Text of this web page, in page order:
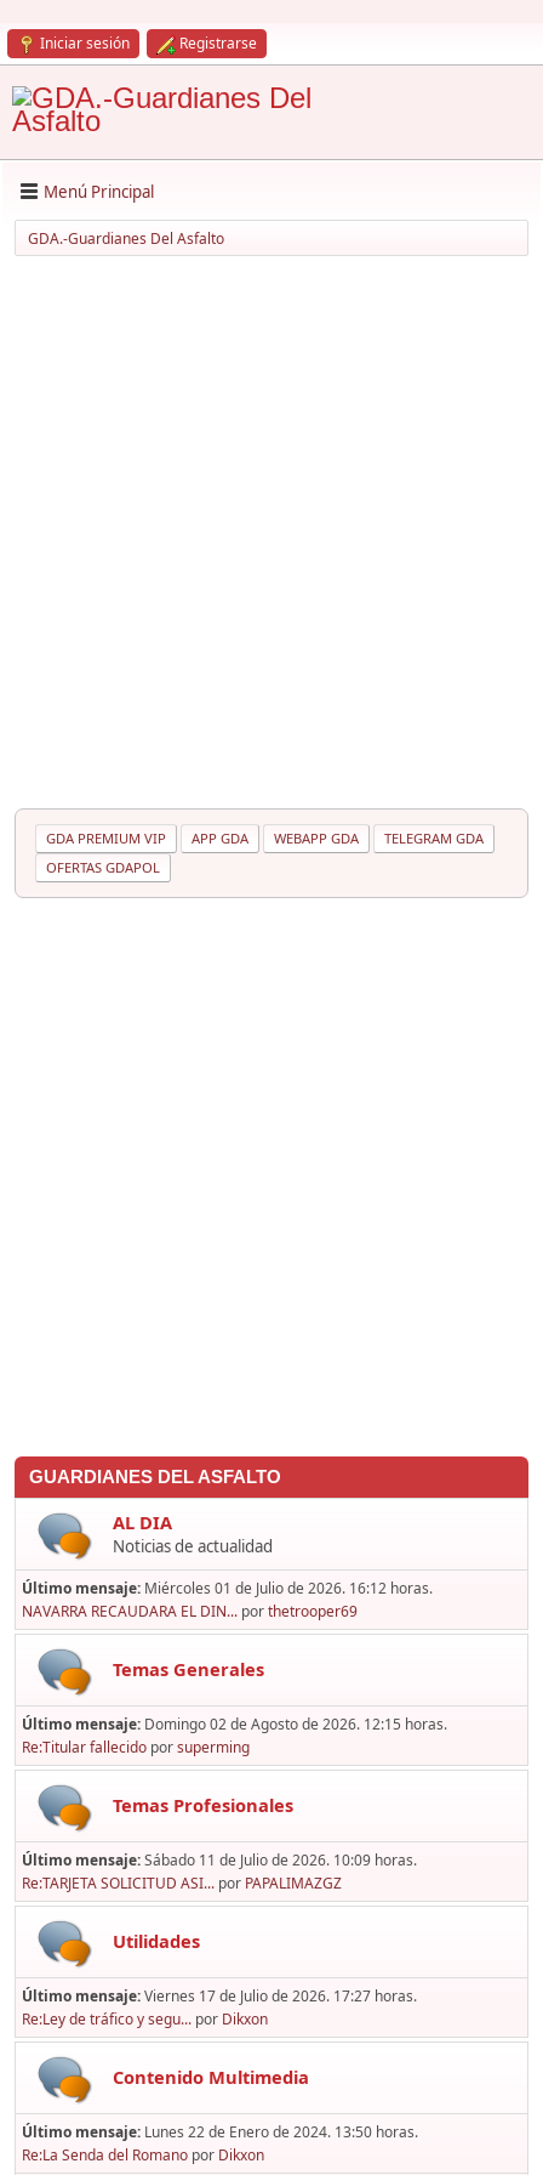
Iniciar sesión Registrarse
Menú Principal
GDA.-Guardianes Del Asfalto
GDA PREMIUM VIP APP GDA WEBAPP GDA
TELEGRAM GDA
OFERTAS GDAPOL
GUARDIANES DEL ASFALTO
AL DIA
Noticias de actualidad
Último mensaje: Miércoles 01 de Julio de 2026. 16:12 horas.
NAVARRA RECAUDARA EL DIN... porthetrooper69
Temas Generales
Último mensaje: Domingo 02 de Agosto de 2026. 12:15 horas.
Re:Titular fallecido porsuperming
Temas Profesionales
Último mensaje:Sábado 11 de Julio de 2026. 10:09 horas.
Re:TARJETA SOLICITUD ASI... por PAPALIMAZGZ
Utilidades
Último mensaje:Viernes 17 de Julio de 2026. 17:27 horas.
Re:Ley de tráfico y segu... por Dikxon
Contenido Multimedia
Último mensaje: Lunes 22 de Enero de 2024. 13:50 horas.
Re:La Senda del Romano por Dikxon